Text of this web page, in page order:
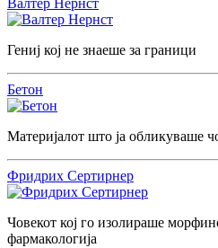
Валтер Нернст
Гениј кој не знаеше за граници
Бетон
Материјалот што ја обликуваше
Фридрих Сертирнер
Човекот кој го изолираше
фармакологија